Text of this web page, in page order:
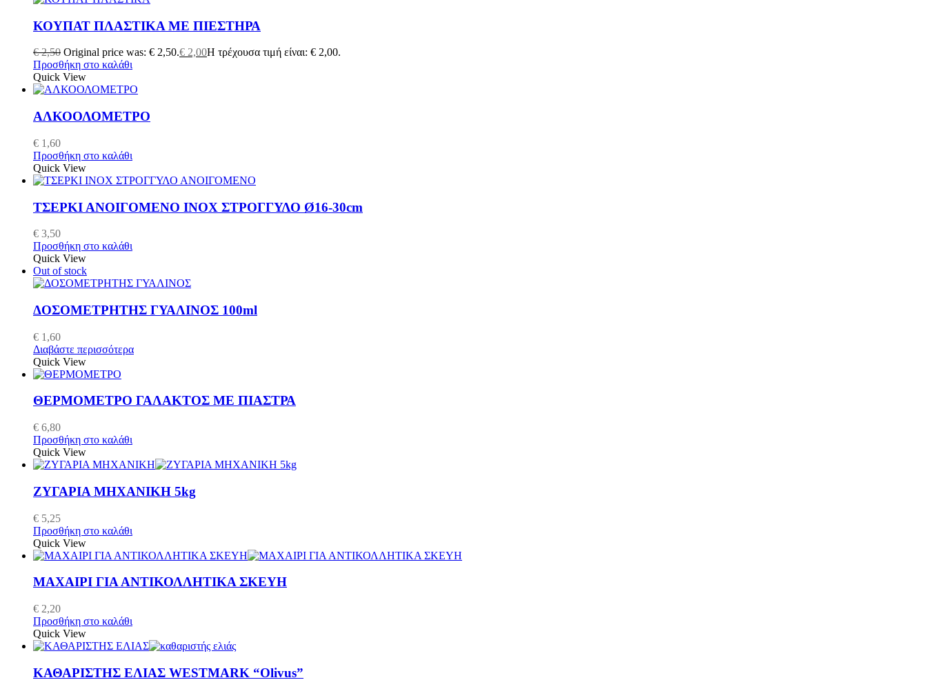
ΚΟΥΠΑΤ ΠΛΑΣΤΙΚΑ ΜΕ ΠΙΕΣΤΗΡΑ
€2,50 Original price was: € 2,50.€ 2,00Η τρέχουσα τιμή είναι: € 2,00.
Προσθήκη στο καλάθι
Quick View
ΑΛΚΟΟΛΟΜΕΤΡΟ
€ 1,60
Προσθήκη στο καλάθι
Quick View
ΤΣΕΡΚΙ ΑΝΟΙΓΟΜΕΝΟ INOX ΣΤΡΟΓΓΥΛΟ Ø16-30cm
€ 3,50
Προσθήκη στο καλάθι
Quick View
Out of stock
ΔΟΣΟΜΕΤΡΗΤΗΣ ΓΥΑΛΙΝΟΣ 100ml
€ 1,60
Διαβάστε περισσότερα
Quick View
ΘΕΡΜΟΜΕΤΡΟ ΓΑΛΑΚΤΟΣ ΜΕ ΠΙΑΣΤΡΑ
€ 6,80
Προσθήκη στο καλάθι
Quick View
ΖΥΓΑΡΙΑ ΜΗΧΑΝΙΚΗ 5kg
€ 5,25
Προσθήκη στο καλάθι
Quick View
ΜΑΧΑΙΡΙ ΓΙΑ ΑΝΤΙΚΟΛΛΗΤΙΚΑ ΣΚΕΥΗ
€ 2,20
Προσθήκη στο καλάθι
Quick View
ΚΑΘΑΡΙΣΤΗΣ ΕΛΙΑΣ WESTMARK “Olivus”